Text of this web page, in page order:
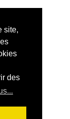
site,
des